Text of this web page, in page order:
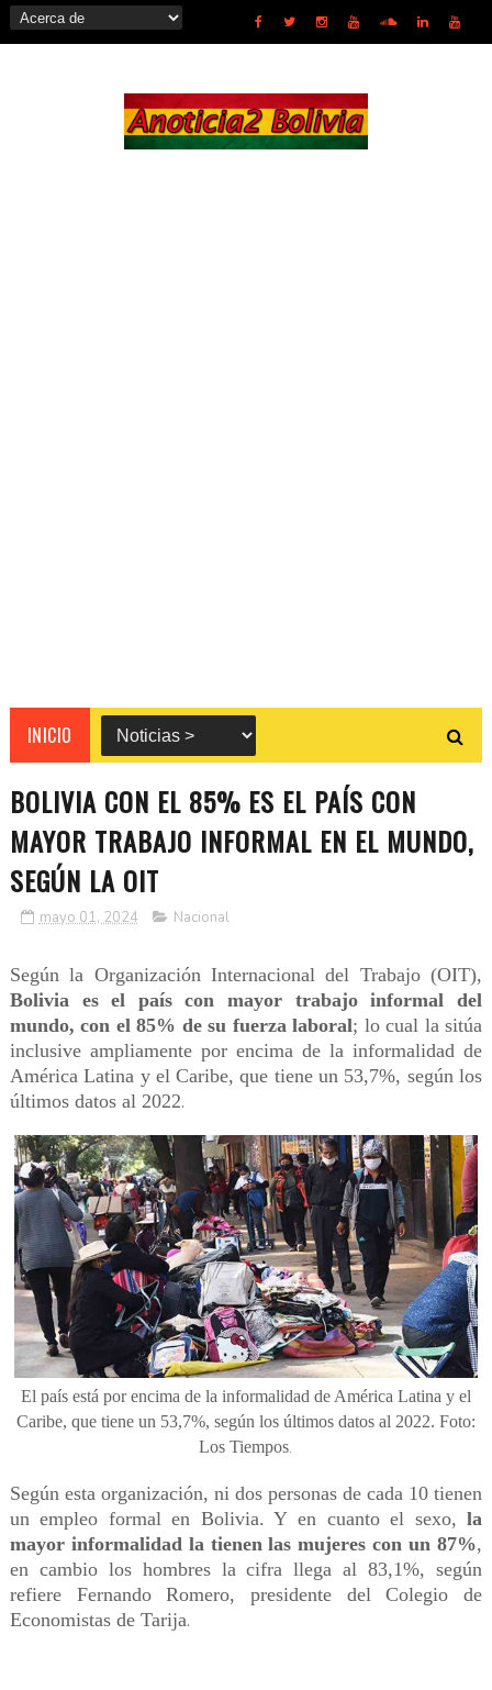
INICIO
BOLIVIA CON EL 85% ES EL PAÍS CON
MAYOR TRABAJO INFORMAL EN EL MUNDO,
SEGÚN LA OIT
mayo 01, 2024 Nacional
Según la Organización Internacional del Trabajo (OIT),
Bolivia es el país con mayor trabajo informal del
mundo, con el 85% de su fuerza laboral; lo cual la sitúa
inclusive ampliamente por encima de la informalidad de
América Latina y el Caribe, que tiene un 53,7%, según los
últimos datos al 2022.
El país está por encima de la informalidad de América Latina y el
Caribe, que tiene un 53,7%, según los últimos datos al 2022. Foto:
Los Tiempos.
Según esta organización, ni dos personas de cada 10 tienen
un empleo formal en Bolivia. Y en cuanto el sexo,la
mayor informalidad la tienen las mujeres con un 87%,
en cambio los hombres la cifra llega al 83,1%, según
refiere Fernando Romero, presidente del Colegio de
Economistas de Tarija.